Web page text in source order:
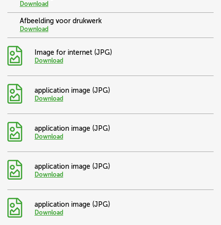
Download
Afbeelding voor drukwerk
Download
Image for internet (JPG)
Download
application image (JPG)
Download
application image (JPG)
Download
application image (JPG)
Download
application image (JPG)
Download